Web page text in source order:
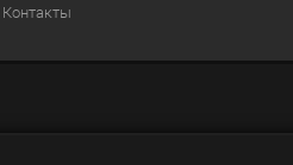
Контакты